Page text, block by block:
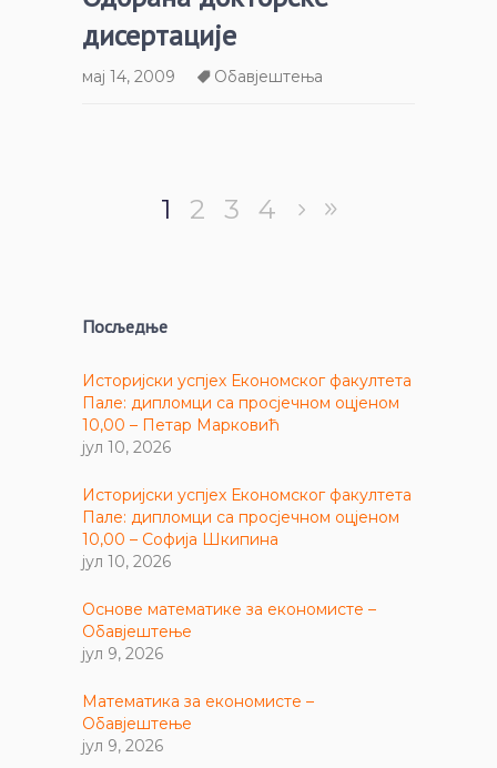
дисертације
мај 14, 2009 Обавјештења
1 2 3 4
Посљедње
Историјски успјех Економског факултета
Пале: дипломци са просјечном оцјеном
10,00 – Петар Марковић
јул 10, 2026
Историјски успјех Економског факултета
Пале: дипломци са просјечном оцјеном
10,00 – Софија Шкипина
јул 10, 2026
Основе математике за економисте –
Обавјештење
јул 9, 2026
Математика за економисте –
Обавјештење
јул 9, 2026